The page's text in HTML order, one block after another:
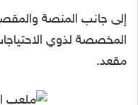
إلى جانب المنصة
مقعد.